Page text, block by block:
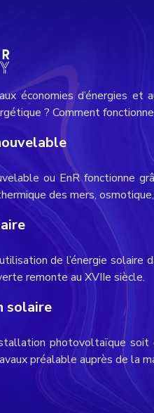
économies d’énergies et
? Comment
ou EnR fonctionne
des mers,
de l’énergie
remonte au XVIIe siècle.
solaire
photovoltaïque
préalable auprès de la